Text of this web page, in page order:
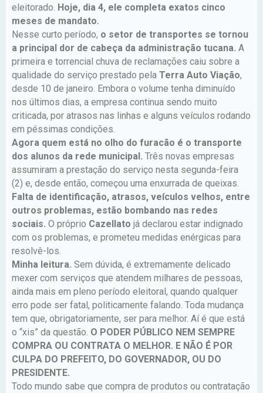
eleitorado. Hoje, dia 4, ele completa exatos cinco
meses de mandato.
Nesse curto período, o setor de transportes se tornou
a principal dor de cabeça da administração tucana. A
primeira e torrencial chuva de reclamações caiu sobre a
qualidade do serviço prestado pela Terra Auto Viação,
desde 10 de janeiro. Embora o volume tenha diminuído
nos últimos dias, a empresa continua sendo muito
criticada, por atrasos nas linhas e alguns veículos rodando
em péssimas condições.
Agora quem está no olho do furacão é o transporte
dos alunos da rede municipal. Três novas empresas
assumiram a prestação do serviço nesta segunda-feira
(2) e, desde então, começou uma enxurrada de queixas.
Falta de identificação, atrasos, veículos velhos, entre
outros problemas, estão bombando nas redes
sociais. O próprio Cazellato já declarou estar indignado
com os problemas, e prometeu medidas enérgicas para
resolvê-los.
Minha leitura. Sem dúvida, é extremamente delicado
mexer com serviços que atendem milhares de pessoas,
ainda mais em pleno período eleitoral, quando qualquer
erro pode ser fatal, politicamente falando. Toda mudança
tem que, obrigatoriamente, ser para melhor. Aí é que está
o “xis” da questão. O PODER PÚBLICO NEM SEMPRE
COMPRA OU CONTRATA O MELHOR. E NÃO É POR
CULPA DO PREFEITO, DO GOVERNADOR, OU DO
PRESIDENTE.
Todo mundo sabe que compra de produtos ou contratação